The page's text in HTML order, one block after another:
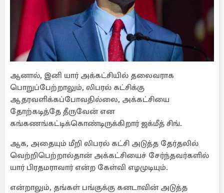
ஆனால், இனி யார் அக்கட்சியில் தலைவராக
பொறுப்பேற்றாலும், லிபரல் கட்சிக்கு
ஆதரவளிக்கப்போவதில்லை, அக்கட்சியை
தோற்கடித்தே தீருவேன் என
கங்கணங்கட்டிக்கொண்டிருக்கிறார் ஜக்மீத் சிங்.
ஆக, அதையும் மீறி லிபரல் கட்சி அடுத்த தேர்தலில்
வெற்றிபெற்றால்தான் அக்கட்சியைச் சேர்ந்தவர்களில்
யார் பிரதமராவார் என்ற கேள்வி எழமுடியும்.
என்றாலும், தங்கள் பங்குக்கு கனடாவின் அடுத்த